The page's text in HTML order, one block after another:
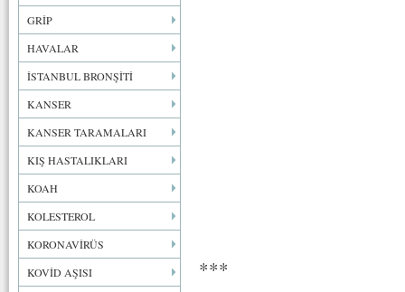
GRİP
HAVALAR
İSTANBUL BRONŞİTİ
KANSER
KANSER TARAMALARI
KIŞ HASTALIKLARI
KOAH
KOLESTEROL
KORONAVİRÜS
KOVİD AŞISI
***